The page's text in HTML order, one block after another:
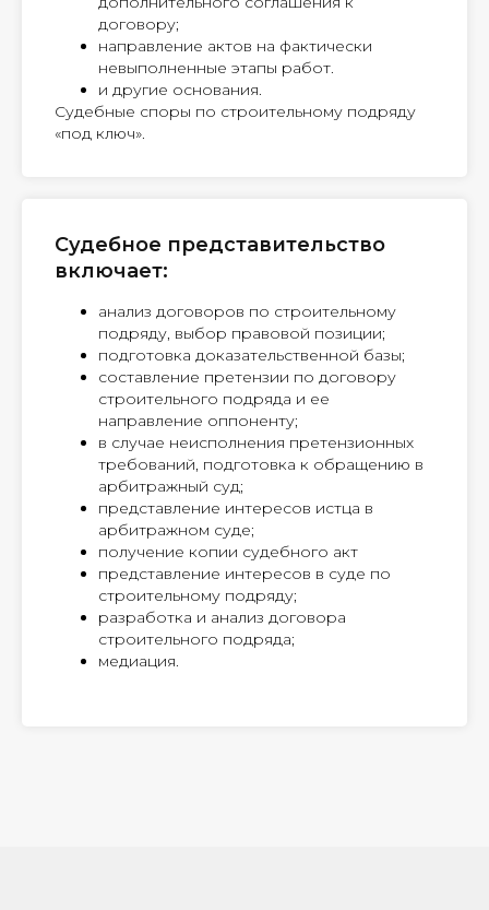
договору;
направление актов на фактически
невыполненные этапы работ.
и другие основания.
Судебные споры по строительному подряду
«под ключ».
Судебное представительство
включает:
анализ договоров по строительному
подряду, выбор правовой позиции;
подготовка доказательственной базы;
составление претензии по договору
строительного подряда и ее
направление оппоненту;
в случае неисполнения претензионных
требований, подготовка к обращению в
арбитражный суд;
представление интересов истца в
арбитражном суде;
получение копии судебного акт
представление интересов в суде по
строительному подряду;
разработка и анализ договора
строительного подряда;
медиация.